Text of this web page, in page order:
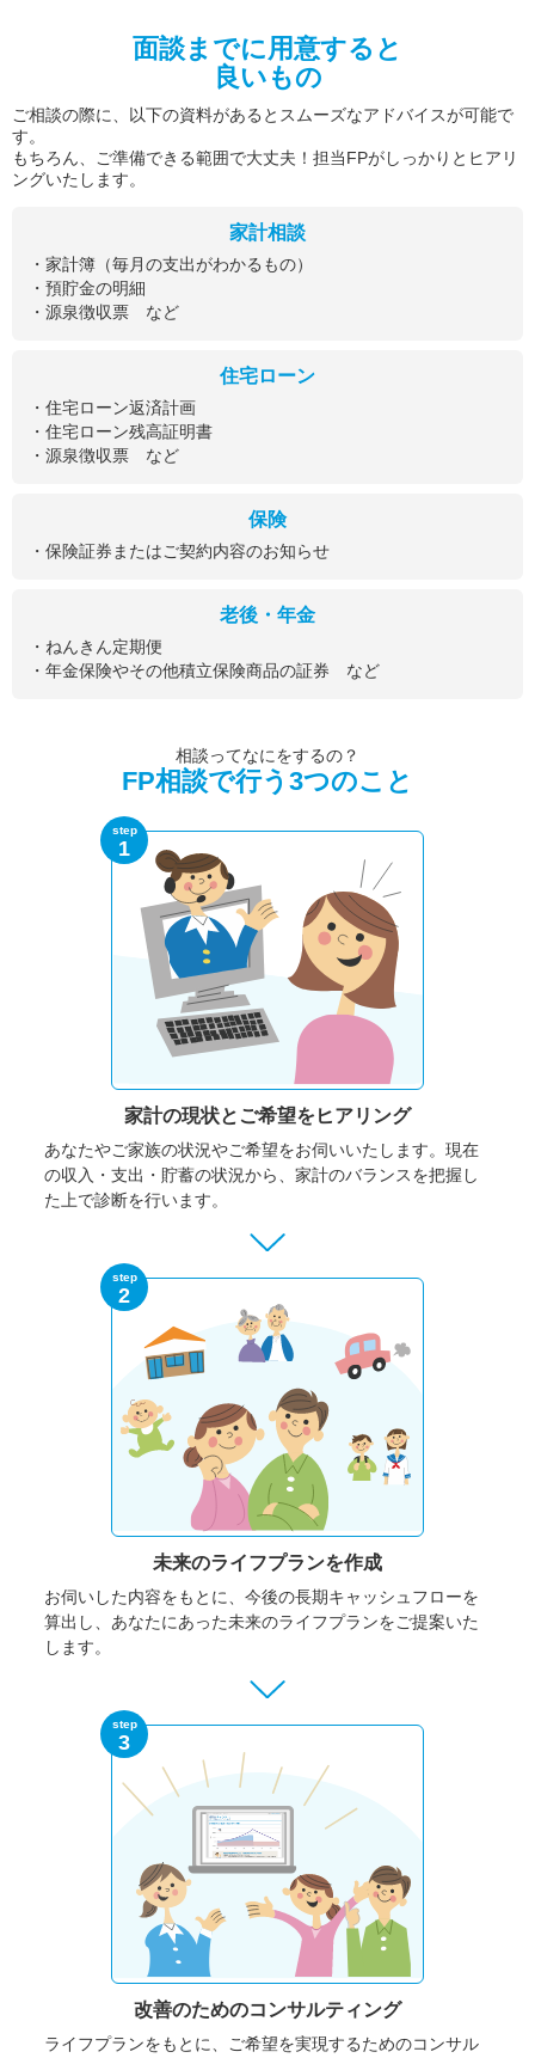
面談までに用意すると
良いもの
ご相談の際に、以下の資料があるとスムーズなアドバイスが可能で
す。
もちろん、ご準備できる範囲で大丈夫！担当FPがしっかりとヒアリ
ングいたします。
家計相談
・家計簿（毎月の支出がわかるもの）
・預貯金の明細
・源泉徴収票 など
住宅ローン
・住宅ローン返済計画
・住宅ローン残高証明書
・源泉徴収票 など
保険
・保険証券またはご契約内容のお知らせ
老後・年金
・ねんきん定期便
・年金保険やその他積立保険商品の証券 など
相談ってなにをするの？
FP相談で行う3つのこと
step
1
家計の現状と ご希望をヒアリング
あなたやご家族の状況やご希望をお伺いいたします。 現在
の収入・支出・貯蓄の状況から、家計のバランスを把握し
た上で診断を行います。
step
2
未来のライフプランを作成
お伺いした内容をもとに、今後の長期キャッシュフローを
算出し、あなたにあった未来のライフプランをご提案いた
します。
step
3
改善のためのコンサルティング
ライフプランをもとに、ご希望を実現するためのコンサル